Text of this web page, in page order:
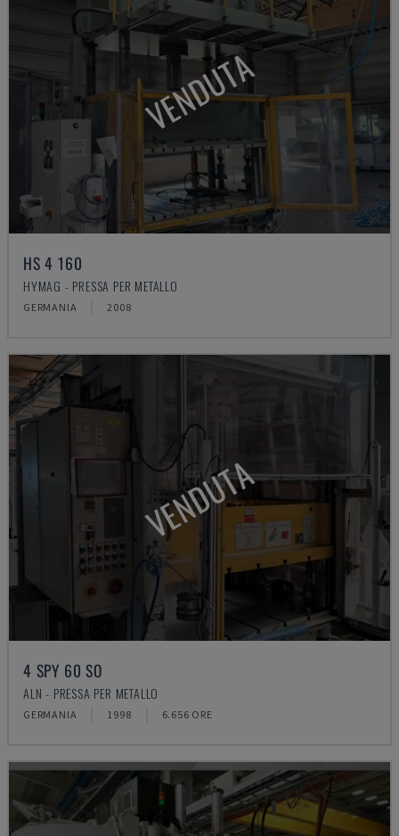
VENDUTA
HS 4 160
HYMAG - PRESSA PER METALLO
GERMANIA 2008
VENDUTA
4 SPY 60 SO
ALN - PRESSA PER METALLO
GERMANIA 1998 6.656 ORE